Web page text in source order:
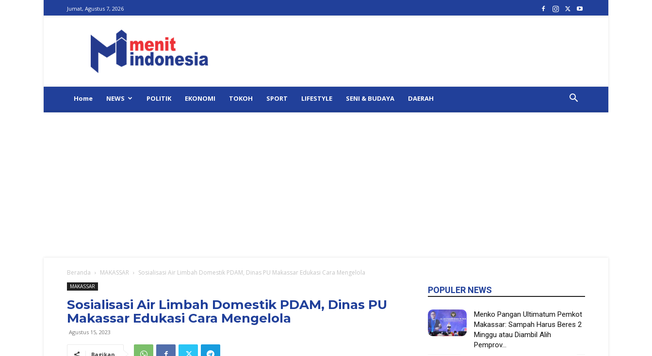
Jumat, Agustus 7, 2026
Indonesia
Home NEWS POLITIK EKONOMI TOKOH SPORT LIFESTYLE SENI & BUDAYA DAERAH
Beranda MAKASSAR Sosialisasi Air Limbah Domestik PDAM, Dinas PU Makassar Edukasi Cara Mengelola
MAKASSAR
Sosialisasi Air Limbah Domestik PDAM, Dinas PU
Makassar Edukasi Cara Mengelola
Agustus 15, 2023
Bagikan
POPULER NEWS
Menko Pangan Ultimatum Pemkot
Makassar: Sampah Harus Beres 2
Minggu atau Diambil Alih
Pemprov...